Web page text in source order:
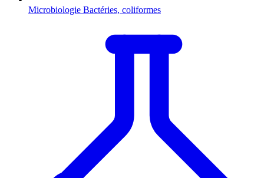
Microbiologie Bactéries, coliformes